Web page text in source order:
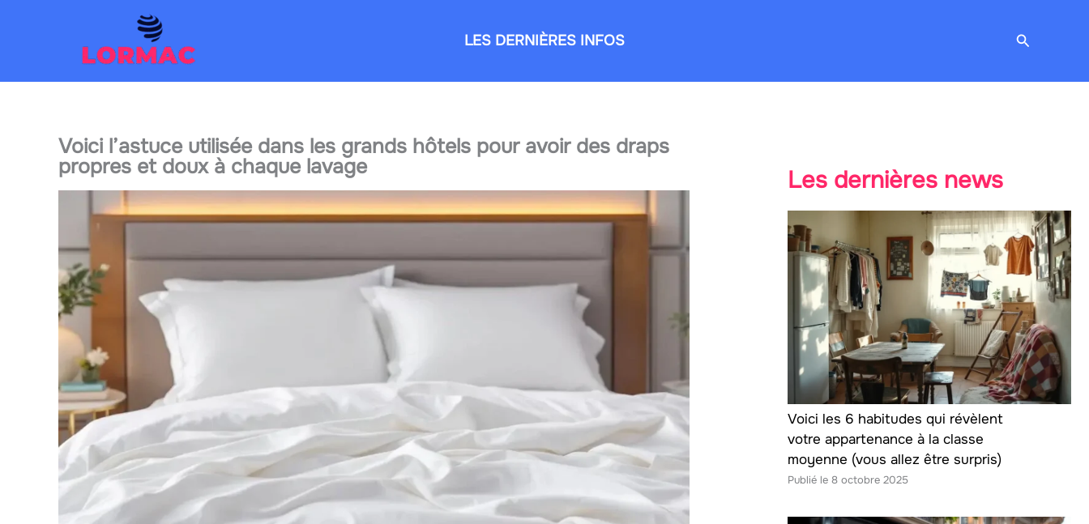
LES DERNIÈRES INFOS
Voici l’astuce utilisée dans les grands hôtels pour avoir des draps
propres et doux à chaque lavage Les dernières news
Voici les 6 habitudes qui révèlent
votre appartenance à la classe
moyenne (vous allez être surpris)
8 octobre 2025